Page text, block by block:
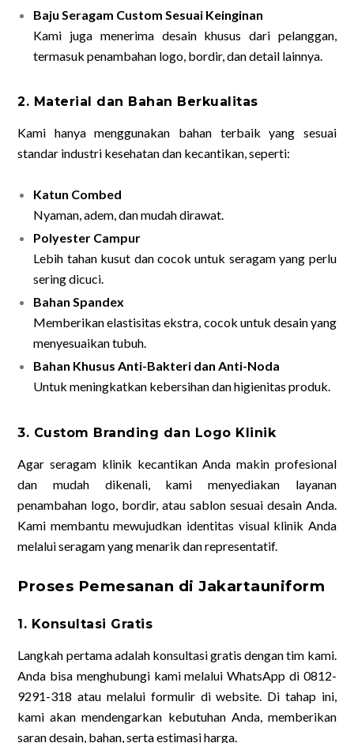
Baju Seragam Custom Sesuai Keinginan
Kami juga menerima desain khusus dari pelanggan,
termasuk penambahan logo, bordir, dan detail lainnya.
2. Material dan Bahan Berkualitas
Kami hanya menggunakan bahan terbaik yang sesuai
standar industri kesehatan dan kecantikan, seperti:
Katun Combed
Nyaman, adem, dan mudah dirawat.
Polyester Campur
Lebih tahan kusut dan cocok untuk seragam yang perlu
sering dicuci.
Bahan Spandex
Memberikan elastisitas ekstra, cocok untuk desain yang
menyesuaikan tubuh.
Bahan Khusus Anti-Bakteri dan Anti-Noda
Untuk meningkatkan kebersihan dan higienitas produk.
3. Custom Branding dan Logo Klinik
Agar seragam klinik kecantikan Anda makin profesional
dan mudah dikenali, kami menyediakan layanan
penambahan logo, bordir, atau sablon sesuai desain Anda.
Kami membantu mewujudkan identitas visual klinik Anda
melalui seragam yang menarik dan representatif.
Proses Pemesanan di Jakartauniform
1. Konsultasi Gratis
Langkah pertama adalah konsultasi gratis dengan tim kami.
Anda bisa menghubungi kami melalui WhatsApp di 0812-
9291-318 atau melalui formulir di website. Di tahap ini,
kami akan mendengarkan kebutuhan Anda, memberikan
saran desain, bahan, serta estimasi harga.